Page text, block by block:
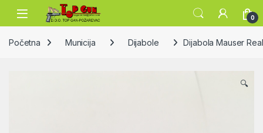
Skip to navigation
Skip to content
Open 0
Početna Municija Dijabole Dijabola Mauser
🔍